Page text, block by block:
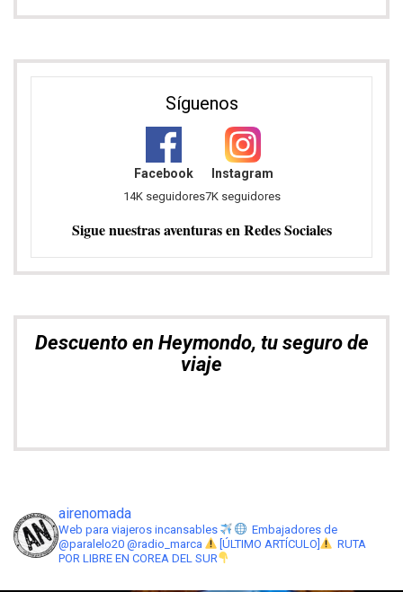
14K seguidores7K seguidores
Descuento en Heymondo, tu seguro de
viaje
Explora. Compara. Alquila el mejor
coche
airenomada
Web para viajeros incansables
Embajadores de
@paralelo20 @radio_marca
[ÚLTIMO ARTÍCULO]
RUTA
POR LIBRE EN COREA DEL SUR